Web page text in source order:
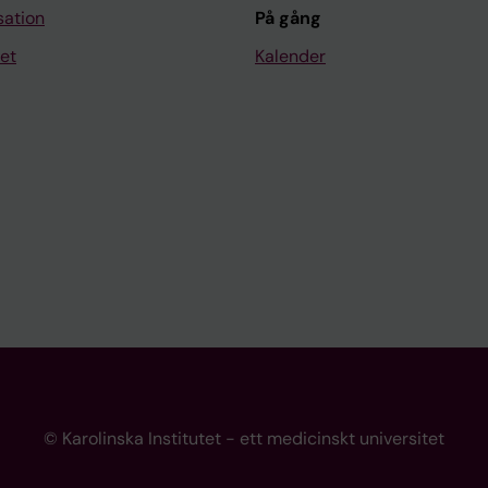
På gång
Kalender
© Karolinska Institutet - ett medicinskt universitet